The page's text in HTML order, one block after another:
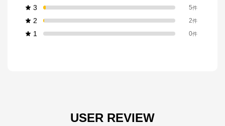
3 5件
2 2件
1 0件
USER REVIEW